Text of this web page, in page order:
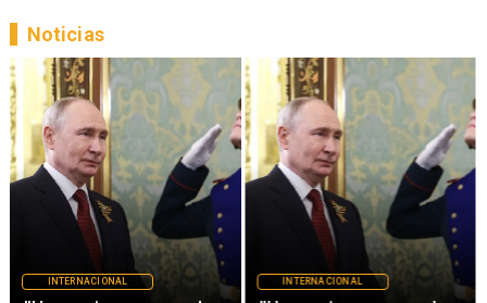
INTERNACIONAL INTERNACIONAL
Noticias